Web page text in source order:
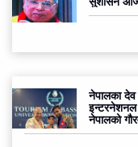
नेपालका देव
इन्टरनेशनल
नेपालको